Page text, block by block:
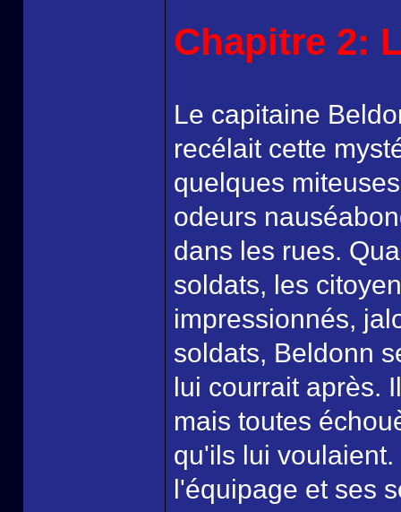
Chapitre 2:
Le capitaine
recélait cette
quelques
odeurs
dans les rues.
soldats, les
impressionnés,
soldats, Beldonn
lui courrait après.
mais toutes
qu'ils lui
l'équipage et ses